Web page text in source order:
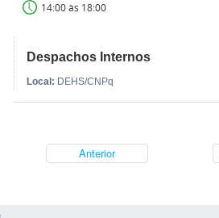
14:00 às 18:00
Despachos Internos
Local: DEHS/CNPq
Anterior